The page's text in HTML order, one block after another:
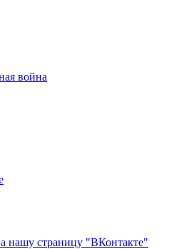
война
нашу страницу "ВКонтакте"